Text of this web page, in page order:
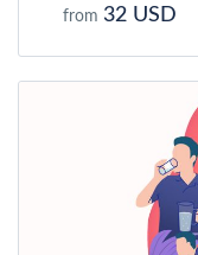
from 32 USD